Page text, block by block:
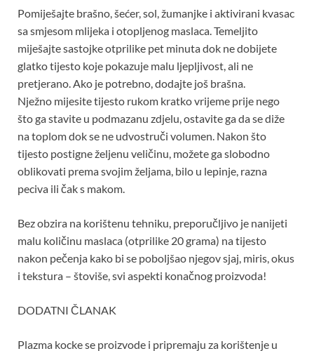
Pomiješajte brašno, šećer, sol, žumanjke i aktivirani kvasac
sa smjesom mlijeka i otopljenog maslaca. Temeljito
miješajte sastojke otprilike pet minuta dok ne dobijete
glatko tijesto koje pokazuje malu ljepljivost, ali ne
pretjerano. Ako je potrebno, dodajte još brašna.
Nježno mijesite tijesto rukom kratko vrijeme prije nego
što ga stavite u podmazanu zdjelu, ostavite ga da se diže
na toplom dok se ne udvostruči volumen. Nakon što
tijesto postigne željenu veličinu, možete ga slobodno
oblikovati prema svojim željama, bilo u lepinje, razna
peciva ili čak s makom.
Bez obzira na korištenu tehniku, preporučljivo je nanijeti
malu količinu maslaca (otprilike 20 grama) na tijesto
nakon pečenja kako bi se poboljšao njegov sjaj, miris, okus
i tekstura – štoviše, svi aspekti konačnog proizvoda!
DODATNI ČLANAK
Plazma kocke se proizvode i pripremaju za korištenje u